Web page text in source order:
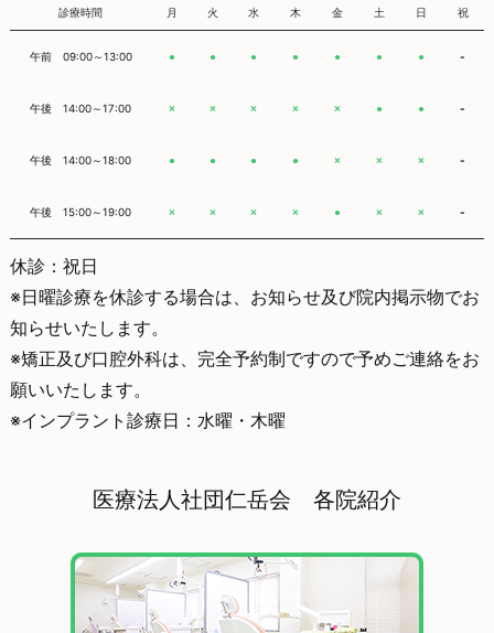
診療時間 月 火 水 木 金 土 日 祝
午前 09:00～13:00 ● ● ● ● ● ● ● -
午後 14:00～17:00 × × × × × ● ● -
午後 14:00～18:00 ● ● ● ● × × × -
午後 15:00～19:00 × × × × ● × × -
休診：祝日
※日曜診療を休診する場合は、お知らせ及び院内掲示物でお
知らせいたします。
※矯正及び口腔外科は、完全予約制ですので予めご連絡をお
願いいたします。
※インプラント診療日：水曜・木曜
医療法人社団仁岳会 各院紹介